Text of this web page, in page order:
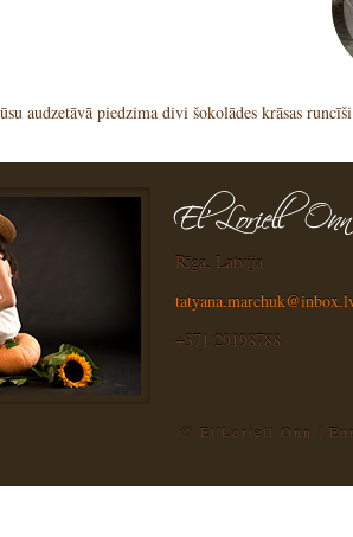
audzetāvā piedzima divi šokolādes krāsas
Rīga, Latvija
+371 29198788
© El'Loriell Onn |